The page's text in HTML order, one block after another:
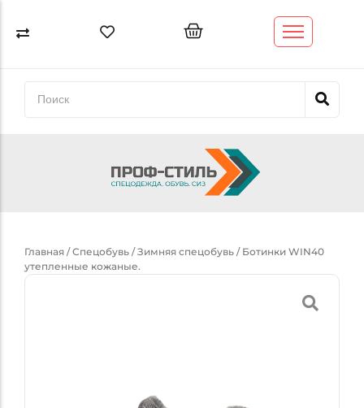
Спецодежда
Обтирочный материал (ветошь)
Главная /Спецобувь /Зимняя спецобувь / Ботинки WIN40
утепленные кожаные.